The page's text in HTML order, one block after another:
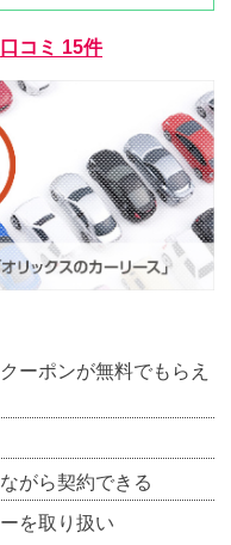
口コミ 15件
ーポンが無料でもらえ
がら契約できる
を取り扱い